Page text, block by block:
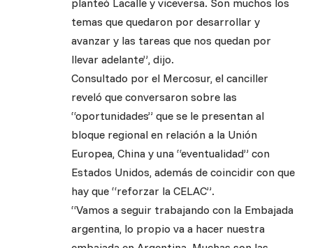
planteó Lacalle y viceversa. Son muchos los
temas que quedaron por desarrollar y
avanzar y las tareas que nos quedan por
llevar adelante”, dijo.
Consultado por el Mercosur, el canciller
reveló que conversaron sobre las
“oportunidades” que se le presentan al
bloque regional en relación a la Unión
Europea, China y una “eventualidad” con
Estados Unidos, además de coincidir con que
hay que “reforzar la CELAC”.
“Vamos a seguir trabajando con la Embajada
argentina, lo propio va a hacer nuestra